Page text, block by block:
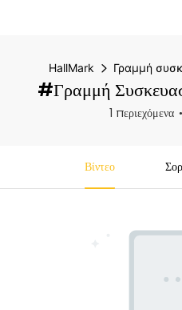
HallMark Γραμμή
#Γραμμή
1 περιεχόμενα
Βίντεο